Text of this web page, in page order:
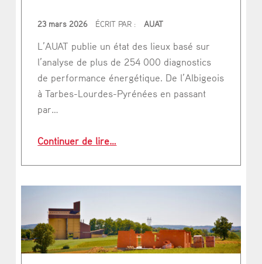
23 mars 2026 ÉCRIT PAR : AUAT
L’AUAT publie un état des lieux basé sur
l’analyse de plus de 254 000 diagnostics
de performance énergétique. De l’Albigeois
à Tarbes-Lourdes-Pyrénées en passant
par…
Continuer de lire…